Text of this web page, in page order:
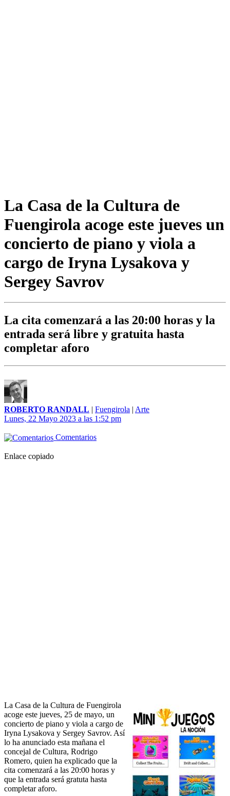
La Casa de la Cultura de
Fuengirola acoge este jueves un
concierto de piano y viola a
cargo de Iryna Lysakova y
Sergey Savrov
La cita comenzará a las 20:00 horas y la
entrada será libre y gratuita hasta
completar aforo
ROBERTO RANDALL | Fuengirola | Arte
Lunes, 22 Mayo 2023 a las 1:52 pm
Comentarios
Enlace copiado
La Casa de la Cultura de Fuengirola
acoge este jueves, 25 de mayo, un
concierto de piano y viola a cargo de
Iryna Lysakova y Sergey Savrov. Así
lo ha anunciado esta mañana el
concejal de Cultura, Rodrigo
Romero, quien ha explicado que la
cita comenzará a las 20:00 horas y
que la entrada será gratuta hasta
completar aforo.